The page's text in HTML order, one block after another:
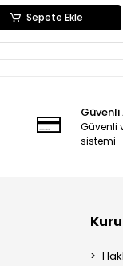
Sepete Ekle
Güvenli
Güvenli
sistemi